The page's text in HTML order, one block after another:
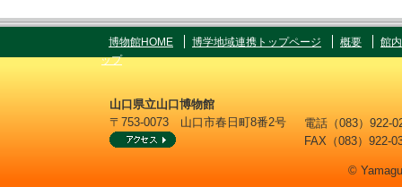
博物館HOME 博学地域連携トップページ 概要
館
ップ
山口県立山口博物館
〒753-0073 山口市春日町8番2号
電話（083）922-
FAX（083）922-
©